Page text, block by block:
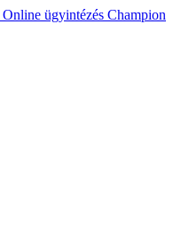
Online ügyintézés Champion